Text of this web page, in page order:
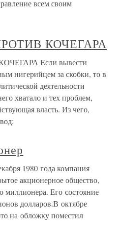
всем своим
КОЧЕГАРА
Если вывести
нигерийцем за скобки, то в
деятельности
хватало и тех проблем,
власть. Из чего,
1980 года компания
акционерное общество,
миллионера. Его состояние
долларов.В октябре
на обложку поместил